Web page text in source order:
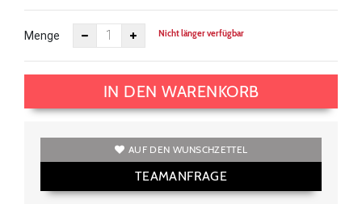
Menge Nicht länger verfügbar
IN DEN WARENKORB
AUF DEN WUNSCHZETTEL
TEAMANFRAGE